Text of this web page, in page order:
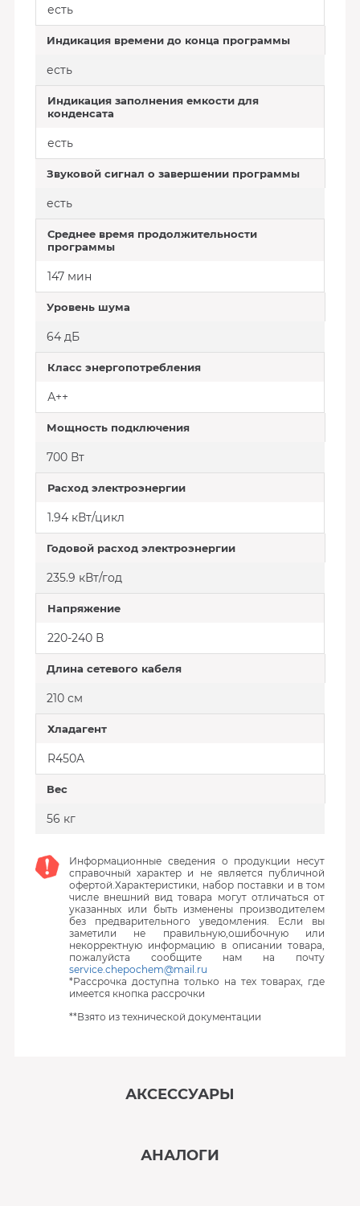
есть
Индикация времени до конца программы
есть
Индикация заполнения емкости для
конденсата
есть
Звуковой сигнал о завершении программы
есть
Среднее время продолжительности
программы
147 мин
Уровень шума
64 дБ
Класс энергопотребления
А++
Мощность подключения
700 Вт
Расход электроэнергии
1.94 кВт/цикл
Годовой расход электроэнергии
235.9 кВт/год
Напряжение
220-240 В
Длина сетевого кабеля
210 см
Хладагент
R450A
Вес
56 кг
Информационные сведения о продукции несут
справочный характер и не является публичной
офертой.Характеристики, набор поставки и в том
числе внешний вид товара могут отличаться от
указанных или быть изменены производителем
без предварительного уведомления. Если вы
заметили не правильную,ошибочную или
некорректную информацию в описании товара,
пожалуйста сообщите нам на почту
service.chepochem@mail.ru
*Рассрочка доступна только на тех товарах, где
имеется кнопка рассрочки
**Взято из технической документации
АКСЕССУАРЫ
АНАЛОГИ